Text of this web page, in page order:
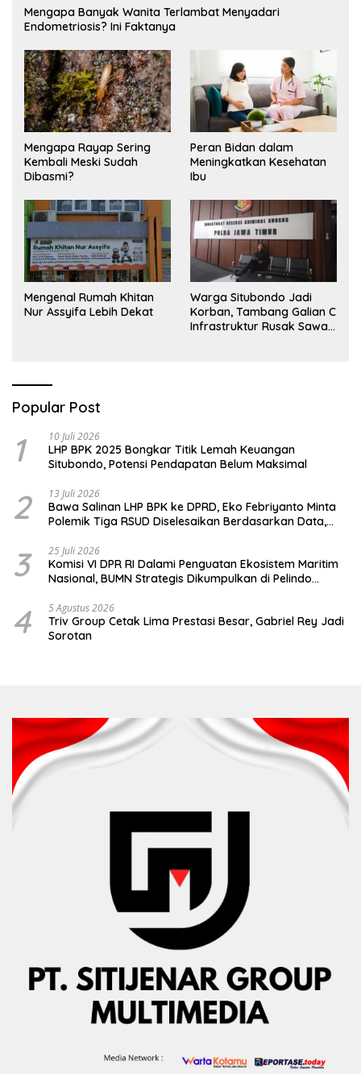
Mengapa Banyak Wanita Terlambat Menyadari
Endometriosis? Ini Faktanya
Mengapa Rayap Sering
Kembali Meski Sudah
Dibasmi?
Peran Bidan dalam
Meningkatkan Kesehatan
Ibu
Mengenal Rumah Khitan
Nur Assyifa Lebih Dekat
Warga Situbondo Jadi
Korban, Tambang Galian C
Infrastruktur Rusak Sawah
Popular Post
1 10 Juli 2026
LHP BPK 2025 Bongkar Titik Lemah Keuangan
Situbondo, Potensi Pendapatan Belum Maksimal
2 13 Juli 2026
Bawa Salinan LHP BPK ke DPRD, Eko Febriyanto Minta
Polemik Tiga RSUD Diselesaikan Berdasarkan Data,
3 25 Juli 2026
Komisi VI DPR RI Dalami Penguatan Ekosistem Maritim
Nasional, BUMN Strategis Dikumpulkan di Pelindo
4 5 Agustus 2026
Triv Group Cetak Lima Prestasi Besar, Gabriel Rey Jadi
Sorotan